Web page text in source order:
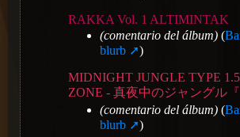
RAKKA Vol. 1 ALTIMINTAK
(comentario del álbum) (
blurb
)
MIDNIGHT JUNGLE TYPE
ZONE - 真夜中のジャングル『
(comentario del álbum) (
blurb
)